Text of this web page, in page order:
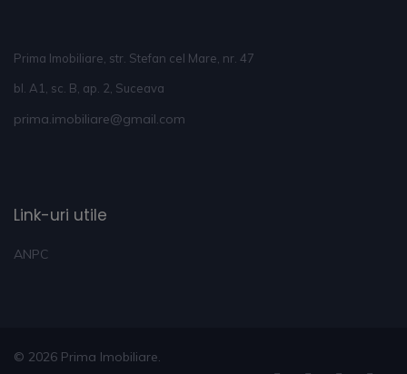
Prima Imobiliare, str. Stefan cel Mare, nr. 47
bl. A1, sc. B, ap. 2, Suceava
prima.imobiliare@gmail.com
Link-uri utile
ANPC
© 2026 Prima Imobiliare.